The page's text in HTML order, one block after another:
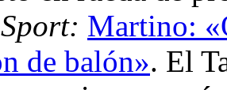
Martino:
de balón». El